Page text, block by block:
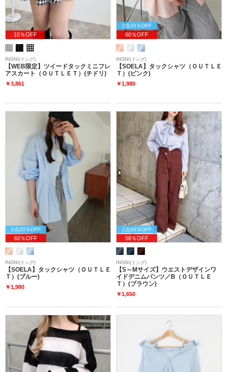
10％OFF
INGNI(イング)
【WEB限定】ツイードタックミニフレ
アスカート（ＯＵＴＬＥＴ）(チドリ)
￥3,861
2点20％OFF
60％OFF
INGNI(イング)
【SOELA】タックシャツ（ＯＵＴＬＥ
Ｔ）(ピンク)
￥1,980
2点20％OFF
60％OFF
INGNI(イング)
【SOELA】タックシャツ（ＯＵＴＬＥ
Ｔ）(ブルー)
￥1,980
2点20％OFF
58％OFF
INGNI(イング)
【S～Mサイズ】ウエストデザインワ
イドデニムパンツ／B（ＯＵＴＬＥ
Ｔ）(ブラウン)
￥1,650